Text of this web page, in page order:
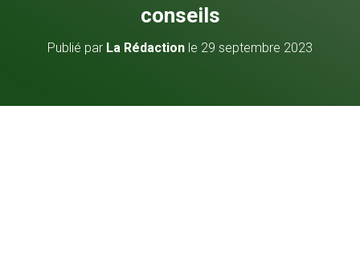
conseils
Publié par La Rédaction le 29 septembre 2023